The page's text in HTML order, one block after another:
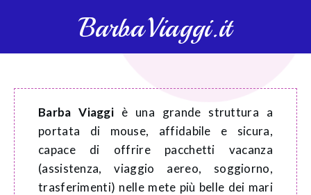
BarbaViaggi.it
Barba Viaggi è una grande struttura a
portata di mouse, affidabile e sicura,
capace di offrire pacchetti vacanza
(assistenza, viaggio aereo, soggiorno,
trasferimenti) nelle mete più belle dei mari